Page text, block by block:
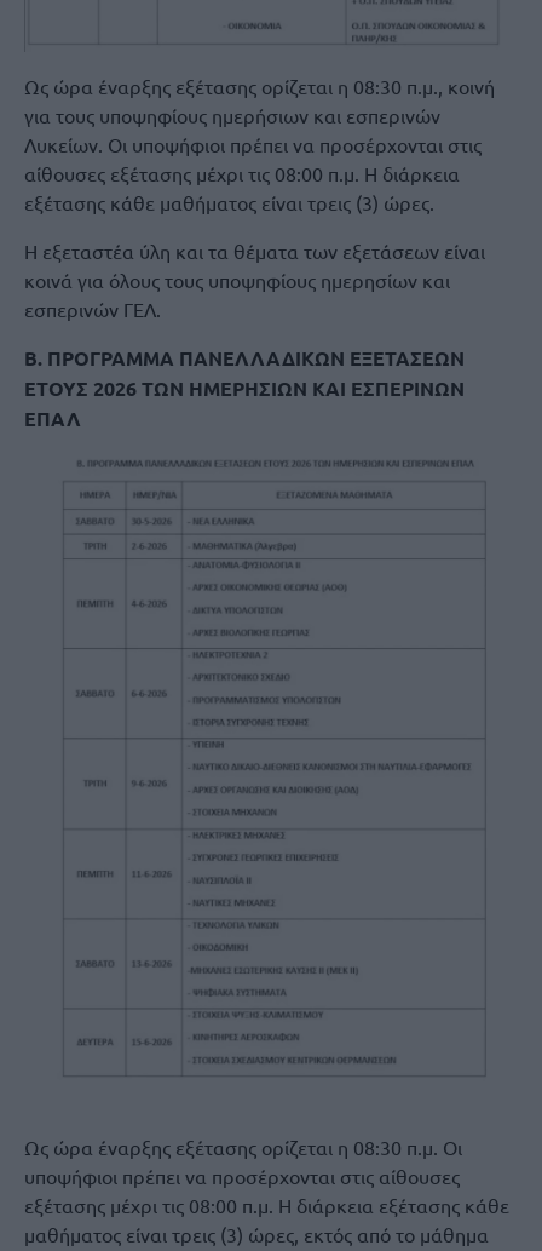
Ως ώρα έναρξης εξέτασης ορίζεται η 08:30 π.μ., κοινή
για τους υποψηφίους ημερήσιων και εσπερινών
Λυκείων. Οι υποψήφιοι πρέπει να προσέρχονται στις
αίθουσες εξέτασης μέχρι τις 08:00 π.μ. Η διάρκεια
εξέτασης κάθε μαθήματος είναι τρεις (3) ώρες.
Η εξεταστέα ύλη και τα θέματα των εξετάσεων είναι
κοινά για όλους τους υποψηφίους ημερησίων και
εσπερινών ΓΕΛ.
Β. ΠΡΟΓΡΑΜΜΑ ΠΑΝΕΛΛΑΔΙΚΩΝ ΕΞΕΤΑΣΕΩΝ
ΕΤΟΥΣ 2026 ΤΩΝ ΗΜΕΡΗΣΙΩΝ ΚΑΙ ΕΣΠΕΡΙΝΩΝ
ΕΠΑΛ
Ως ώρα έναρξης εξέτασης ορίζεται η 08:30 π.μ. Οι
υποψήφιοι πρέπει να προσέρχονται στις αίθουσες
εξέτασης μέχρι τις 08:00 π.μ. Η διάρκεια εξέτασης κάθε
μαθήματος είναι τρεις (3) ώρες, εκτός από το μάθημα